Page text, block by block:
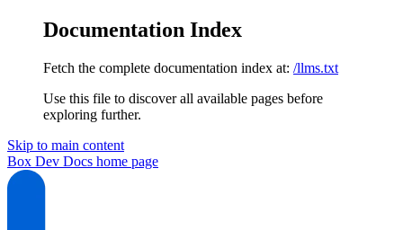
Documentation Index
Fetch the complete documentation index at: /llms.txt
Use this file to discover all available pages before
exploring further.
Skip to main content
Box Dev Docs home page